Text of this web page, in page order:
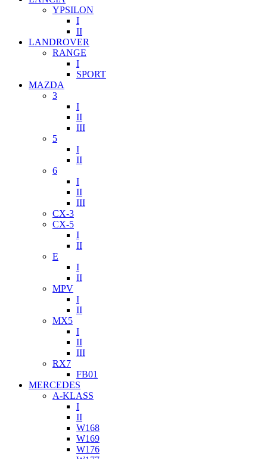
YPSILON
I
II
LANDROVER
RANGE
I
SPORT
MAZDA
3
I
II
III
5
I
II
6
I
II
III
CX-3
CX-5
I
II
E
I
II
MPV
I
II
MX5
I
II
III
RX7
FB01
MERCEDES
A-KLASS
I
II
W168
W169
W176